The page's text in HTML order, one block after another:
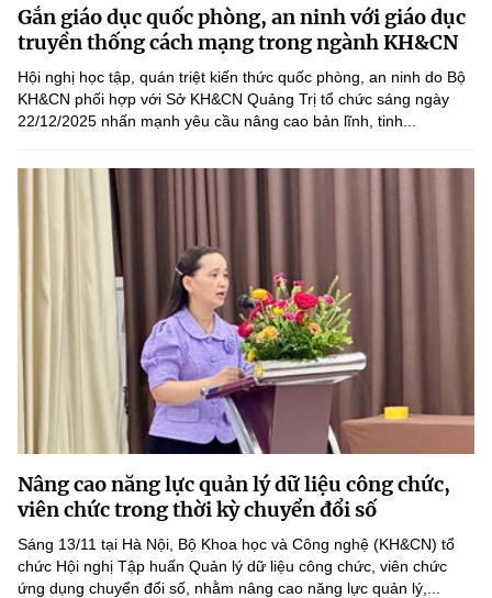
Sở Khoa học và Công nghệ
Chuyển đổi số
Bưu chính, Viễn thông
Tiêu chuẩn, đo lường, chất lượng
Năng lượng nguyên tử
Tin tổng hợp
Tin địa phương
Văn bản QPPL
Văn bản chỉ đạo điều hành
Lấy ý kiến người dân về dự thảo VBQPPL
MST IOFFICE
THỐNG KÊ
Khoa học và Công nghệ
Đổi mới sáng tạo
Chuyển đổi số
Bưu chính, Viễn thông
Sở hữu trí tuệ
Tiêu chuẩn, đo lường, chất lượng
Năng lượng nguyên tử
Multimedia
THƯ ĐIỆN TỬ
Ảnh
Voice
Nhiệm vụ trọng tâm
Chọn ngôn ngữ
Vietnamese English
Gắn giáo dục quốc phòng, an ninh với giáo dục
truyền thống cách mạng trong ngành KH&CN
Hội nghị học tập, quán triệt kiến thức quốc phòng, an ninh do Bộ
KH&CN phối hợp với Sở KH&CN Quảng Trị tổ chức sáng ngày
22/12/2025 nhấn mạnh yêu cầu nâng cao bản lĩnh, tinh...
Nâng cao năng lực quản lý dữ liệu công chức,
viên chức trong thời kỳ chuyển đổi số
Sáng 13/11 tại Hà Nội, Bộ Khoa học và Công nghệ (KH&CN) tổ
chức Hội nghị Tập huấn Quản lý dữ liệu công chức, viên chức
ứng dụng chuyển đổi số, nhằm nâng cao năng lực quản lý,...